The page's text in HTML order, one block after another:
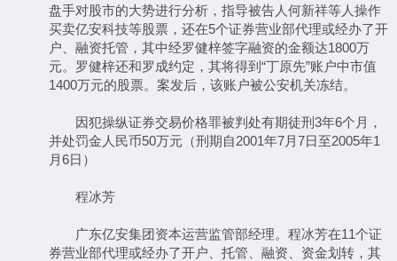
盘手对股市的大势进行分析，指导被告人何新祥等人操作
买卖亿安科技等股票，还在5个证券营业部代理或经办了开
户、融资托管，其中经罗健梓签字融资的金额达1800万
元。罗健梓还和罗成约定，其将得到“丁原先”账户中市值
1400万元的股票。案发后，该账户被公安机关冻结。
因犯操纵证券交易价格罪被判处有期徒刑3年6个月，
并处罚金人民币50万元（刑期自2001年7月7日至2005年1
月6日）
程冰芳
广东亿安集团资本运营监管部经理。程冰芳在11个证
券营业部代理或经办了开户、托管、融资、资金划转，其